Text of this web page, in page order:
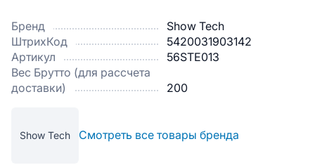
Бренд
Show Tech
ШтрихКод
5420031903142
Артикул
56STE013
Вес Брутто (для рассчета
доставки)
200
Show Tech Смотреть все товары бренда